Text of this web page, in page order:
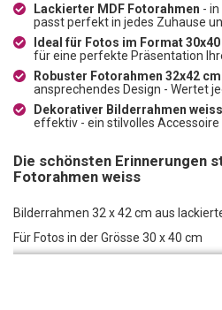
Lackierter MDF Fotorahmen -
passt perfekt in jedes Zuhause
Ideal für Fotos im Format
für eine perfekte Präsentation
Robuster Fotorahmen 32x42 cm
ansprechendes Design - Wertet
Dekorativer Bilderrahmen weiss
effektiv - ein stilvolles
Die schönsten Erinnerungen
Fotorahmen weiss
Bilderrahmen 32 x 42 cm aus
Für Fotos in der Grösse 30 x 40 cm